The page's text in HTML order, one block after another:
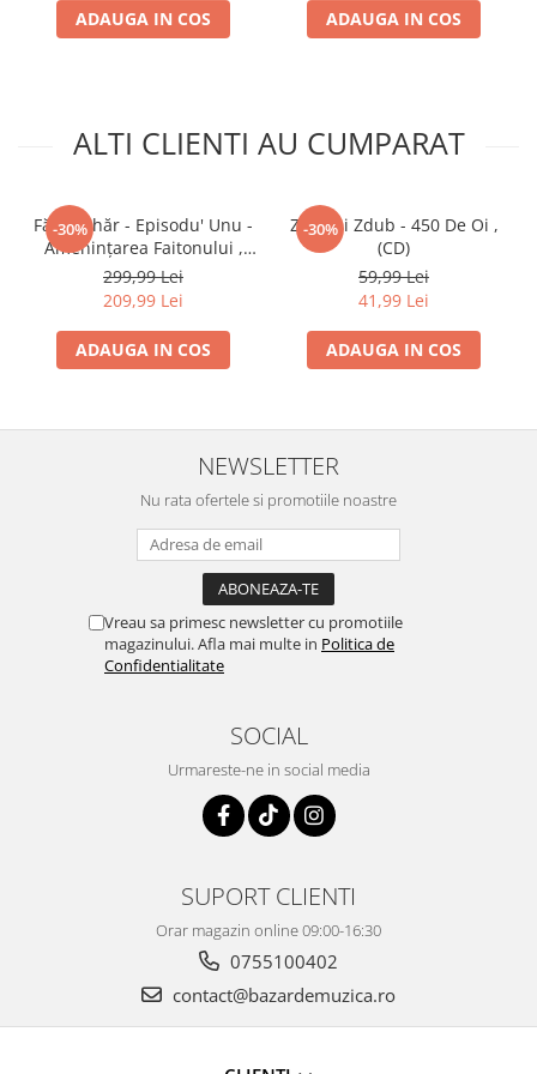
ADAUGA IN COS ADAUGA IN COS
ALTI CLIENTI AU CUMPARAT
-30%
Fără Zahăr - Episodu' Unu -
Amenințarea Faitonului ,
(CD)
299,99 Lei
209,99 Lei
ADAUGA IN COS
-30%
Zdob și Zdub - 450 De Oi ,
(CD)
59,99 Lei
41,99 Lei
ADAUGA IN COS
NEWSLETTER
Nu rata ofertele si promotiile noastre
Vreau sa primesc newsletter cu promotiile
magazinului. Afla mai multe in Politica de
Confidentialitate
SOCIAL
Urmareste-ne in social media
SUPORT CLIENTI
Orar magazin online 09:00-16:30
0755100402
contact@bazardemuzica.ro